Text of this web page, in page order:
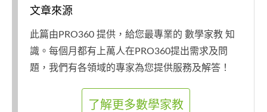
文章來源
此篇由PRO360 提供，給您最專業的 數學家教 知
識。每個月都有上萬人在PRO360提出需求及問
題，我們有各領域的專家為您提供服務及解答！
了解更多數學家教